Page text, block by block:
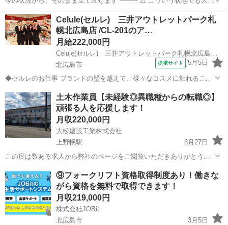
夫です ・財布にお金ほぼない ・今日泊まる場所がない ・スマホ止ま
ってる ・すぐ働かないとヤバい 👉 そのままでOKです。受け入...
北海道 北広島市 未経験
Celule(セルレ) 三井アウトレットパーク札
幌北広島店 /CL-201のア…
月給222,000円
北広島市
提携サイト 5月5日
◆セルレのお仕事 ブランドの壁を越えて、様々なコスメに触れること
ができることも大きな魅力！ 製品のアピールポイントをPOPにした
り、スタッフおすすめの製品をディスプレイしたり、あなたのイチオ
シ製品を、たくさんのお客様に...
北海道 北広島市 その他
土木作業員【未経験◎異職種からの転職◎】
頑張る人を応援します！
月収220,000円
大松建設工業株式会社
上野幌駅
3月27日
この度は数ある求人から弊社のページをご閲覧いただきありがとうご
ざいます。 土木工事の現場作業員を募集しております。 当社は42歳で
経験なくこの業界に入った社長が立ち上げ40年以上経ちます。 大手ゼ
ネコンの公共工...
北海道 北広島市 上野幌駅 土木 土木作業員
⑨フォークリフト資格取得制度あり！働きな
がら資格を無料で取得できます！
月収219,000円
株式会社JOBit
北広島市
3月5日